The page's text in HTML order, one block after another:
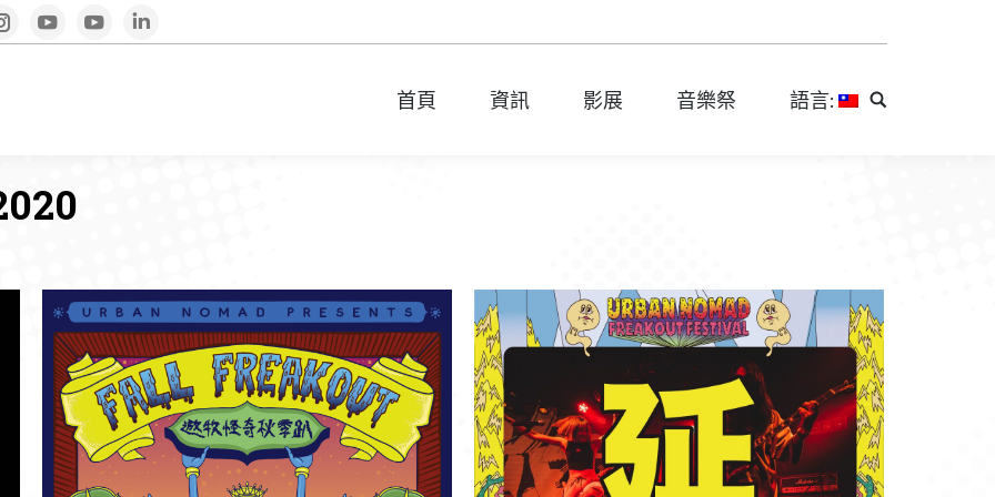
Instagram
YouTubeYouTubeLinkedin
首頁 資訊 影展 音樂祭 語言: Search:
首頁 資訊 影展 音樂祭 語言: Search: